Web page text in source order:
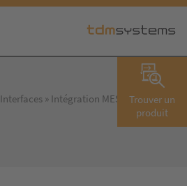
Trouver un
produit
Interfaces Intégration MES